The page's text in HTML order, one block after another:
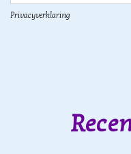
Privacyverklaring